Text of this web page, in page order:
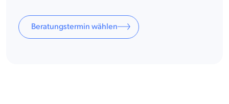
Beratungstermin wählen